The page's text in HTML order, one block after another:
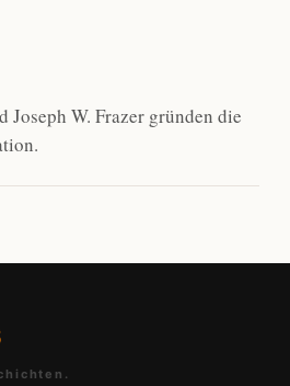
Joseph W. Frazer gründen die